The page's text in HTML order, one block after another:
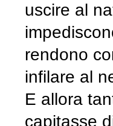
uscire al
rendono
infilare al
E allora
capitasse